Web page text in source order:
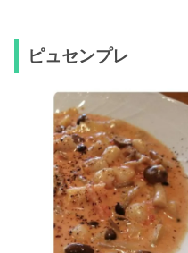
ピュセンプレ